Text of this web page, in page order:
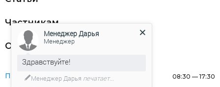
Частникам
Оферта
Понедельник: 08:30 — 17:30
Менеджер Дарья
Менеджер
Здравствуйте!
Менеджер Дарья печатает...